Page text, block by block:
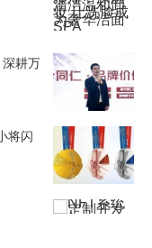
深耕万
将闪